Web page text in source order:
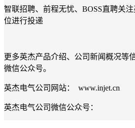
智联招聘、前程无忧、BOSS直聘关
位进行投递
更多英杰产品介绍、公司新闻概况等
微信公众号。
英杰电气公司网站： www.injet.cn
英杰电气公司微信公众号：